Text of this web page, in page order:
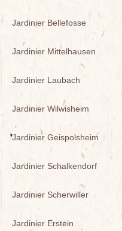
Jardinier Bellefosse
Jardinier Mittelhausen
Jardinier Laubach
Jardinier Wilwisheim
Jardinier Geispolsheim
Jardinier Schalkendorf
Jardinier Scherwiller
Jardinier Erstein